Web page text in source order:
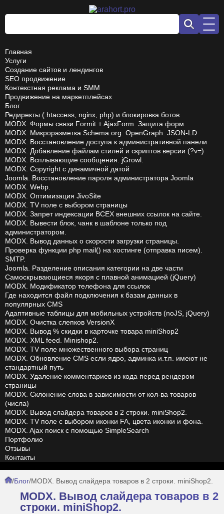
Главная
Услуги
Создание сайтов и лендингов
SEO продвижение
Контекстная реклама и SMM
Продвижение на маркетплейсах
Блог
Редиректы (.htaccess, nginx, php) и блокировка ботов
MODX. Формы связи Formit + AjaxForm. Защита форм.
MODX. Микроразметка Schema.org. OpenGraph. JSON-LD
MODX. Восстановление доступа к административной панели
MODX. Добавление файлам стилей и скриптов версии (?v=)
MODX. Всплывающие сообщения. jGrowl.
MODX. Copyright с динамичной датой
Joomla. Восстановление пароля администратора Joomla
MODX. Webp.
MODX. Оптимизация JivoSite
MODX. TV поле с выбором страницы
MODX. Запрет индексации ВСЕХ внешних ссылок на сайте.
MODX. Вывести блок, чанк в шаблоне только под
администратором.
MODX. Вывод данных о скорости загрузки страницы.
Проверка функции php mail() на хостинге (отправка писем).
SMTP.
Joomla. Разделение описания категории на две части
Самоскрывающиеся якоря с плавной анимацией (jQuery)
MODX. Модификатор телефона для ссылок
Где находится файл подключения к базам данных в
популярных CMS
Адаптивные таблицы для мобильных устройств (noJS, jQuery)
MODX. Очистка слепков VersionX
MODX. Вывод % скидки в карточке товара miniShop2
MODX. XML feed. Minishop2.
MODX. TV поле множественного выбора страниц
MODX. Обновление CMS если ядро, админка и.т.п. имеют не
стандартный путь
MODX. Удаление комментариев из кода перед рендером
страницы
MODX. Склонение слова в зависимости от кол-ва товаров
(числа)
MODX. Вывод слайдера товаров в 2 строки. miniShop2.
MODX. TV поле с выбором иконки FA, цвета иконки и фона.
MODX. Ajax поиск с помощью SimpleSearch
Портфолио
Отзывы
Контакты
/Блог/MODX. Вывод слайдера товаров в 2 строки. miniShop2.
MODX. Вывод слайдера товаров в 2
строки. miniShop2.